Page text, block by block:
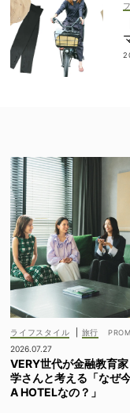
ライフスタイル
旅行
2026.07.27
VERY世代が金融教育
学さんと考える「なぜ
A HOTELなの？」